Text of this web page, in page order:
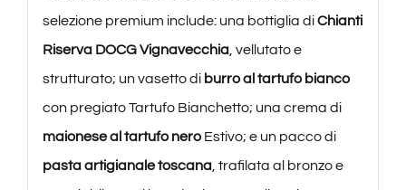
selezione premium include: una bottiglia diChianti
Riserva DOCG Vignavecchia, vellutato e
strutturato; un vasetto di burro al tartufo bianco
con pregiato Tartufo Bianchetto; una crema di
maionese al tartufo neroEstivo; e un pacco di
pasta artigianale toscana, trafilata al bronzo e